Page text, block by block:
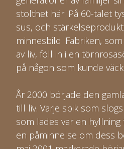
stolthet här. På 60-talet
sus, och
minnesbild. Fabriken,
av liv, föll in i en
på någon som kunde
År 2000 började den
till liv. Varje spik som
som lades var en
en påminnelse om dess